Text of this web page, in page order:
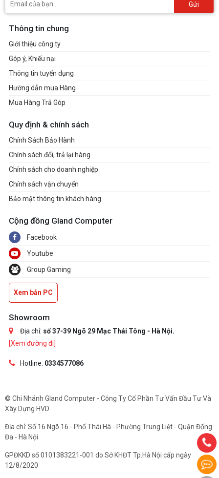
Gửi
Thông tin chung
Giới thiệu công ty
Góp ý, Khiếu nại
Thông tin tuyển dụng
Hướng dẫn mua Hàng
Mua Hàng Trả Góp
Quy định & chính sách
Chính Sách Bảo Hành
Chính sách đổi, trả lại hàng
Chính sách cho doanh nghiệp
Chính sách vận chuyển
Bảo mật thông tin khách hàng
Cộng đồng Gland Computer
Facebook
Youtube
Group Gaming
Xem bản PC
Showroom
Địa chỉ: số 37-39 Ngõ 29 Mạc Thái Tông - Hà Nội.
[Xem đường đi]
Hotline: 0334577086
© Chi Nhánh Gland Computer - Công Ty Cổ Phần Tư Vấn Đầu Tư Và
Xây Dựng HVD
Địa chỉ: Số 16 Ngõ 16 - Phố Thái Hà - Phường Trung Liệt - Quận Đống
Đa - Hà Nội
GPĐKKD số 0101383221-001 do Sở KHĐT Tp.Hà Nội cấp ngày
12/8/2020